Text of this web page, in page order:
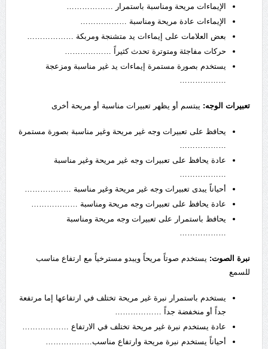
الإيماءات مريحة ومناسبة باستمرار ………………
الإيماءات عادة مريحة ومناسبة ………………
بعض العلامات على إيماءات يد متشنجة ومربكة ………………
حركات مفاجئة ومتوترة تحدث كثيراً ………………
يستخدم بصورة مستمرة إيماءات يد غير مناسبة ومزعجة
………………
تعبيرات الوجه: يبتسم أو يظهر تعبيرات مناسبة أو مريحة أخرى
يحافظ على تعبيرات وجه غير مريحة وغير مناسبة بصورة مستمرة
………………
عادة يحافظ على تعبيرات وجه غير مريحة وغير مناسبة
………………
أحياناً يبدى تعبيرات وجه غير مريحة وغير مناسبة ………………
عادة يحافظ على تعبيرات وجه مريحة ومناسبة ………………
يحافظ باستمرار على تعبيرات وجه مريحة ومناسبة
………………
نبرة الصوت: يستخدم صوتاً مريحاً ويبدو مسترخياً مع ارتفاع مناسب
للسمع
يستخدم باستمرار نبرة غير مريحة تختلف في ارتفاعها إما مرتفعة
جداً أو منخفضة جداً ………………
عادة يستخدم نبرة غير مريحة تختلف في الارتفاع ………………
أحياناً يستخدم نبرة مريحة وارتفاع مناسب………………